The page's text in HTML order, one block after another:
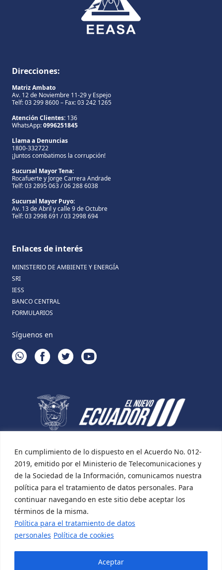
En cumplimiento de lo dispuesto en el Acuerdo No. 012-
2019, emitido por el Ministerio de Telecomunicaciones y
de la Sociedad de la Información, comunicamos nuestra
política para el tratamiento de datos personales. Para
continuar navegando en este sitio debe aceptar los
términos de la misma.
Política para el tratamiento de datos
personales Política de cookies
Aceptar
Direcciones:
Matriz Ambato
Av. 12 de Noviembre 11-29 y Espejo
Telf: 03 299 8600 – Fax: 03 242 1265
Atención Clientes: 136
WhatsApp:0996251845
Llama a Denuncias
1800-332722
¡Juntos combatimos la corrupción!
Sucursal Mayor Tena:
Rocafuerte y Jorge Carrera Andrade
Telf: 03 2895 063 / 06 288 6038
Sucursal Mayor Puyo:
Av. 13 de Abril y calle 9 de Octubre
Telf: 03 2998 691 / 03 2998 694
Enlaces de interés
MINISTERIO DE AMBIENTE Y ENERGÍA
SRI
IESS
BANCO CENTRAL
FORMULARIOS
Síguenos en
WHATSAPPFACEBOOKTWITTERYOUTUBE